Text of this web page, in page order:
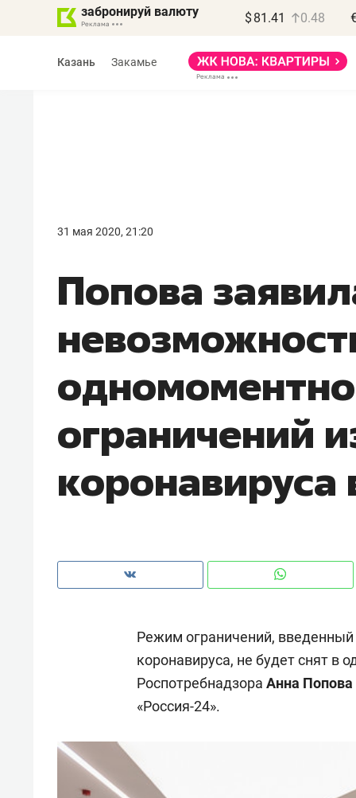
забронируй валюту $ 81.41 0.48
Казань Закамье
31 мая 2020, 21:20
Попова
ограничений
коронавируса
Режим ограничений, введенный
коронавируса, не будет снят в
Роспотребнадзора Анна Попова
«Россия-24».
правил, бизнес может
потерять минимум
Как бизнесу выйти на зарубежные
чем интересен Оман?
Рекомендуем
Как ГК «МИР ГРУПП» и ВТБ
создают оазис жилого
комфорта под Казанью
150
ID